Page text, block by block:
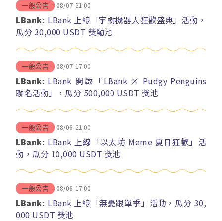
一般公告 08/07 21:00
LBank: LBank 上線「宇樹機器人狂歡盛典」活動，
瓜分 30,000 USDT 獎勵池
一般公告 08/07 17:00
LBank: LBank 開啟「LBank × Pudgy Penguins
聯名活動」，瓜分 500,000 USDT 獎池
一般公告 08/06 21:00
LBank: LBank 上線「以太坊 Meme 夏日狂歡」活
動，瓜分 10,000 USDT 獎池
一般公告 08/06 17:00
LBank: LBank 上線「無憂跟單季」活動，瓜分 30,
000 USDT 獎池